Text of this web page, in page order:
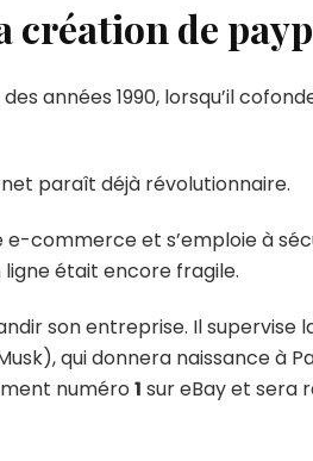
création de
années 1990, lorsqu’il
paraît déjà révolutionnaire.
commerce et s’emploie à
était encore fragile.
son entreprise. Il supervise
qui donnera naissance à
numéro 1 sur eBay et sera